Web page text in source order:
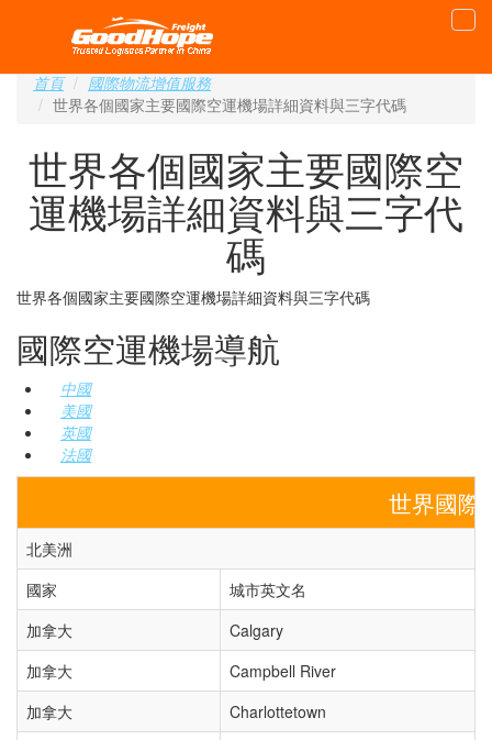
首頁
國際物流增值服務
世界各個國家主要國際空運機場詳細資料與三字代碼
世界各個國家主要國際空
運機場詳細資料與三字代
碼
世界各個國家主要國際空運機場詳細資料與三字代碼
國際空運機場導航
中國
美國
英國
法國
世界國際
北美洲
國家
城市英文名
加拿大
Calgary
加拿大
Campbell River
加拿大
Charlottetown